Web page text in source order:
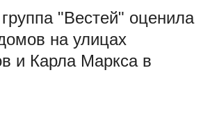
"Вестей" оценила
на улицах
и Карла Маркса в